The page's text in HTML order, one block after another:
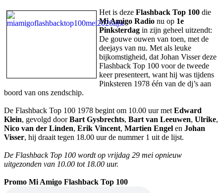
Het is deze Flashback Top 100 die
Mi Amigo Radio nu op 1e
Pinksterdag in zijn geheel uitzendt:
De gouwe ouwen van toen, met de
deejays van nu. Met als leuke
bijkomstigheid, dat Johan Visser deze
Flashback Top 100 voor de tweede
keer presenteert, want hij was tijdens
Pinksteren 1978 één van de dj’s aan
boord van ons zendschip.
De Flashback Top 100 1978 begint om 10.00 uur met Edward
Klein, gevolgd doorBart Gysbrechts, Bart van Leeuwen, Ulrike,
Nico van der Linden, Erik Vincent, Martien Engel en Johan
Visser, hij draait tegen 18.00 uur de nummer 1 uit de lijst.
De Flashback Top 100 wordt op vrijdag 29 mei opnieuw
uitgezonden van 10.00 tot 18.00 uur.
Promo Mi Amigo Flashback Top 100